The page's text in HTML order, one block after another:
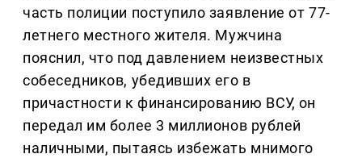
часть полиции поступило заявление от 77-
летнего местного жителя. Мужчина
пояснил, что под давлением неизвестных
собеседников, убедивших его в
причастности к финансированию ВСУ, он
передал им более 3 миллионов рублей
наличными, пытаясь избежать мнимого